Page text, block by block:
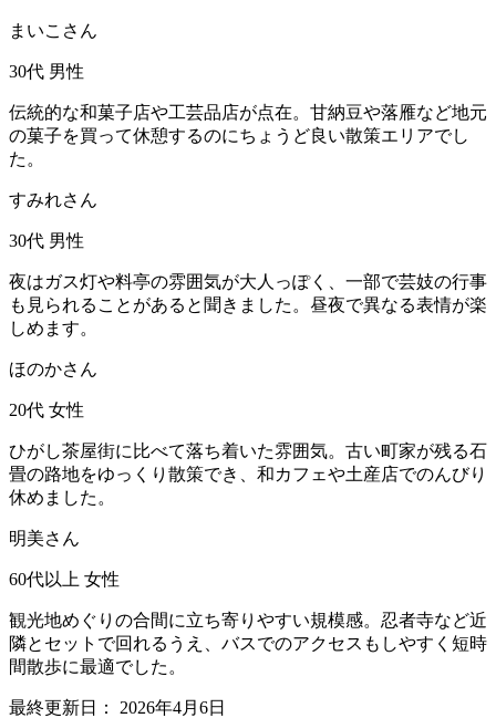
まいこさん
30代 男性
伝統的な和菓子店や工芸品店が点在。甘納豆や落雁など地元
の菓子を買って休憩するのにちょうど良い散策エリアでし
た。
すみれさん
30代 男性
夜はガス灯や料亭の雰囲気が大人っぽく、一部で芸妓の行事
も見られることがあると聞きました。昼夜で異なる表情が楽
しめます。
ほのかさん
20代 女性
ひがし茶屋街に比べて落ち着いた雰囲気。古い町家が残る石
畳の路地をゆっくり散策でき、和カフェや土産店でのんびり
休めました。
明美さん
60代以上 女性
観光地めぐりの合間に立ち寄りやすい規模感。忍者寺など近
隣とセットで回れるうえ、バスでのアクセスもしやすく短時
間散歩に最適でした。
最終更新日： 2026年4月6日